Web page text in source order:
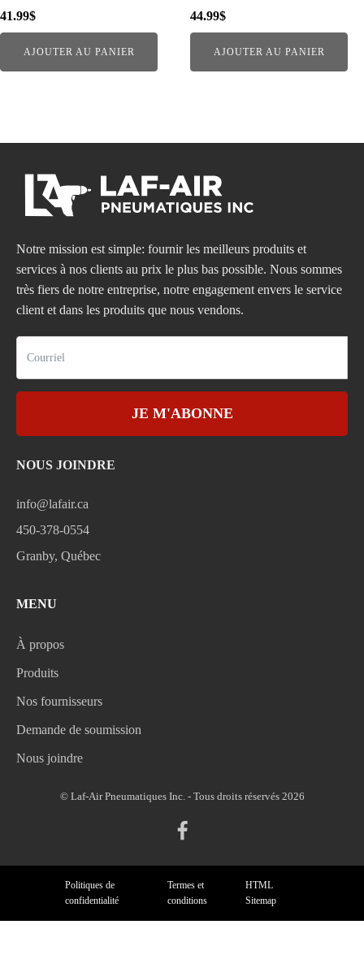
41.99$
AJOUTER AU PANIER
44.99$
AJOUTER AU PANIER
Notre mission est simple: fournir les meilleurs produits et
services à nos clients au prix le plus bas possible. Nous sommes
très fiers de notre entreprise, notre engagement envers le service
client et dans les produits que nous vendons.
JE M'ABONNE
NOUS JOINDRE
info@lafair.ca
450-378-0554
Granby, Québec
MENU
À propos
Produits
Nos fournisseurs
Demande de soumission
Nous joindre
© Laf-Air Pneumatiques Inc. - Tous droits réservés 2026
Politiques de
confidentialité
Termes et
conditions
HTML
Sitemap